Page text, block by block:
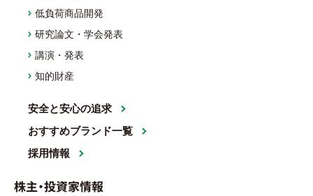
低負荷商品開発
研究論文・学会発表
講演・発表
知的財産
安全と安心の追求
おすすめブランド一覧
採用情報
株主・投資家情報